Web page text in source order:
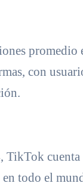
con
TikTok
en todo el